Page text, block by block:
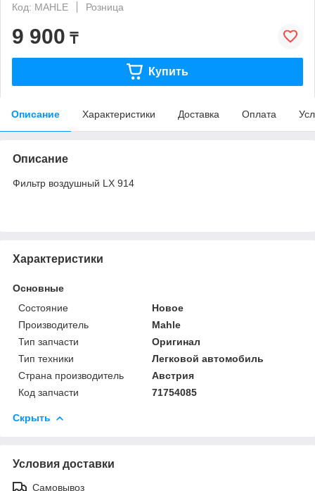
Код: MAHLE
Розница
9 900 ₸
Купить
Описание Характеристики Доставка Оплата
Описание
Фильтр воздушный LX 914
Характеристики
Основные
Состояние
Новое
Производитель
Mahle
Тип запчасти
Оригинал
Тип техники
Легковой автомобиль
Страна производитель
Австрия
Код запчасти
71754085
Скрыть
Условия доставки
Самовывоз